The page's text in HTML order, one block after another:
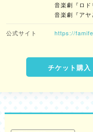
音楽劇『ロド
音楽劇『アヤ
公式サイト https://
チケット購入